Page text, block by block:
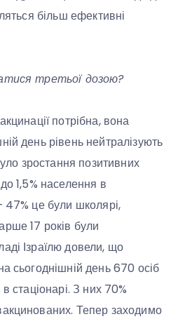
більш ефективні
третьої дозою?
потрібна, вона
день рівень нейтралізують
зростання позитивних
1,5% населення в
це були школярі,
17 років були
Ізраїлю довели, що
сьогоднішній день 670 осіб
стаціонарі. З них 70%
Тепер заходимо